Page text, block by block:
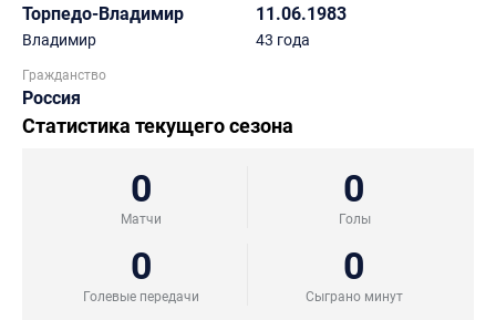
Торпедо-Владимир
Владимир
11.06.1983
43 года
Гражданство
Россия
Статистика текущего сезона
0
Матчи
0
Голы
0
Голевые передачи
0
Сыграно минут